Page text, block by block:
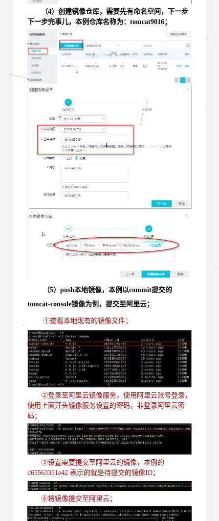
（4）创建镜像仓库，需要先有命名空间，下一步
下一步完事儿，本例仓库名称为：tomcat9016；
（5）push本地镜像，本例以commit提交的
tomcat-console镜像为例，提交至阿里云；
①查看本地现有的镜像文件；
②登录至阿里云镜像服务，使用阿里云账号登录，
使用上面开头镜像服务设置的密码，非登录阿里云密
码；
③设置需要提交至阿里云的镜像，本例的
d65563351e42 表示的就是待提交的镜像ID；
④将镜像提交至阿里云；